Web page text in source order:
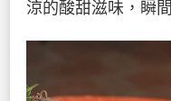
涼的酸甜滋味，瞬